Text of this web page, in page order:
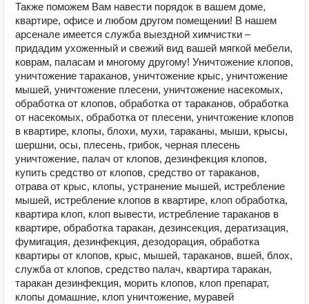
Также поможем Вам навести порядок в вашем доме,
квартире, офисе и любом другом помещении! В нашем
арсенале имеется служба выездной химчистки –
придадим ухоженный и свежий вид вашей мягкой мебели,
коврам, паласам и многому другому! Уничтожение клопов,
уничтожение тараканов, уничтожение крыс, уничтожение
мышей, уничтожение плесени, уничтожение насекомых,
обработка от клопов, обработка от тараканов, обработка
от насекомых, обработка от плесени, уничтожение клопов
в квартире, клопы, блохи, мухи, тараканы, мыши, крысы,
шершни, осы, плесень, грибок, черная плесень
уничтожение, палач от клопов, дезинфекция клопов,
купить средство от клопов, средство от тараканов,
отрава от крыс, клопы, устранение мышей, истребление
мышей, истребление клопов в квартире, клоп обработка,
квартира клоп, клоп вывести, истребление тараканов в
квартире, обработка таракан, дезинсекция, дератизация,
фумигация, дезинфекция, дезодорация, обработка
квартиры от клопов, крыс, мышей, тараканов, вшей, блох,
служба от клопов, средство палач, квартира таракан,
таракан дезинфекция, морить клопов, клоп препарат,
клопы домашние, клоп уничтожение, муравей